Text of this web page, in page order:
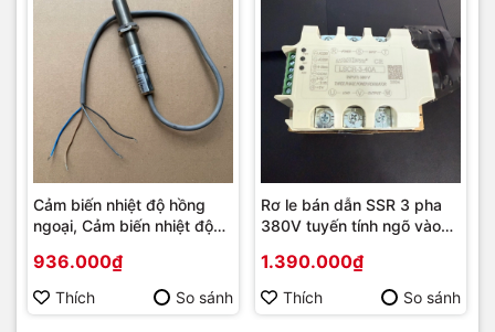
Cảm biến nhiệt độ hồng
ngoại, Cảm biến nhiệt độ
4-20mA, 1-5Vdc, 2-10Vdc
936.000₫
Thích So sánh
Rơ le bán dẫn SSR 3 pha
380V tuyến tính ngõ vào
1.390.000₫
Thích So sánh